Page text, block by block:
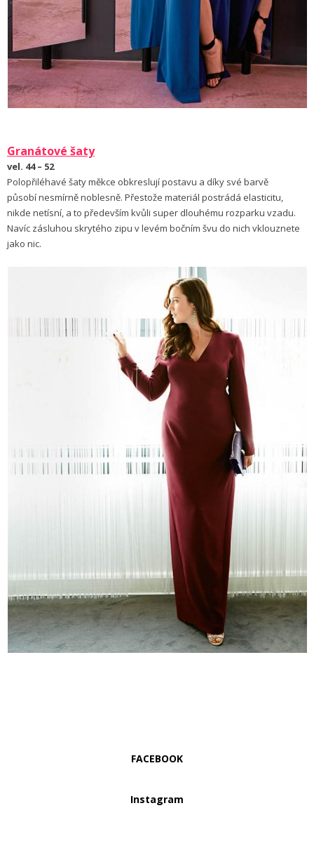
Granátové šaty
vel. 44 – 52
Polopřiléhavé šaty měkce obkreslují postavu a díky své barvě
působí nesmírně noblesně. Přestože materiál postrádá elasticitu,
nikde netísní, a to především kvůli super dlouhému rozparku vzadu.
Navíc zásluhou skrytého zipu v levém bočním švu do nich vklouznete
jako nic.
FACEBOOK
Instagram